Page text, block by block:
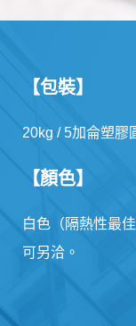
【包裝】
20kg / 5加侖塑膠
【顏色】
白色（隔熱性最
可另洽。